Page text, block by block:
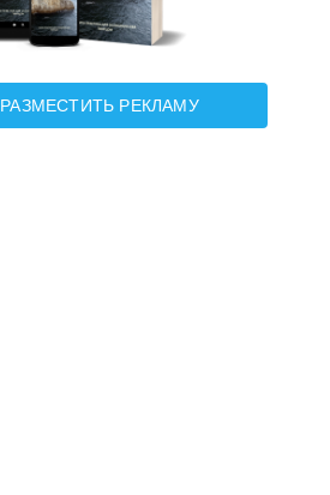
РАЗМЕСТИТЬ РЕКЛАМУ